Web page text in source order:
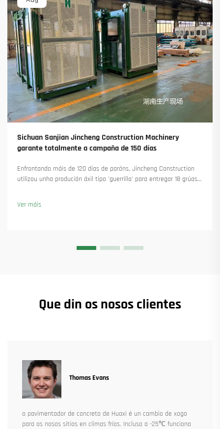
Sichuan Sanjian Jincheng Construction Machinery
garante totalmente a campaña de 150 días
Enfrontando máis de 120 días de paróns, Jincheng Construction
utilizou unha produción áxil tipo 'guerrilla' para entregar 18 grúas
manteu a produción en marcha. Saiba máis.
Ver máis
Que din os nosos clientes
Thomas Evans
o pavimentador de concreto de Huaxi é un cambio de xogo
para os nosos sitios en climas fríos. Incluso a -25℃ funciona